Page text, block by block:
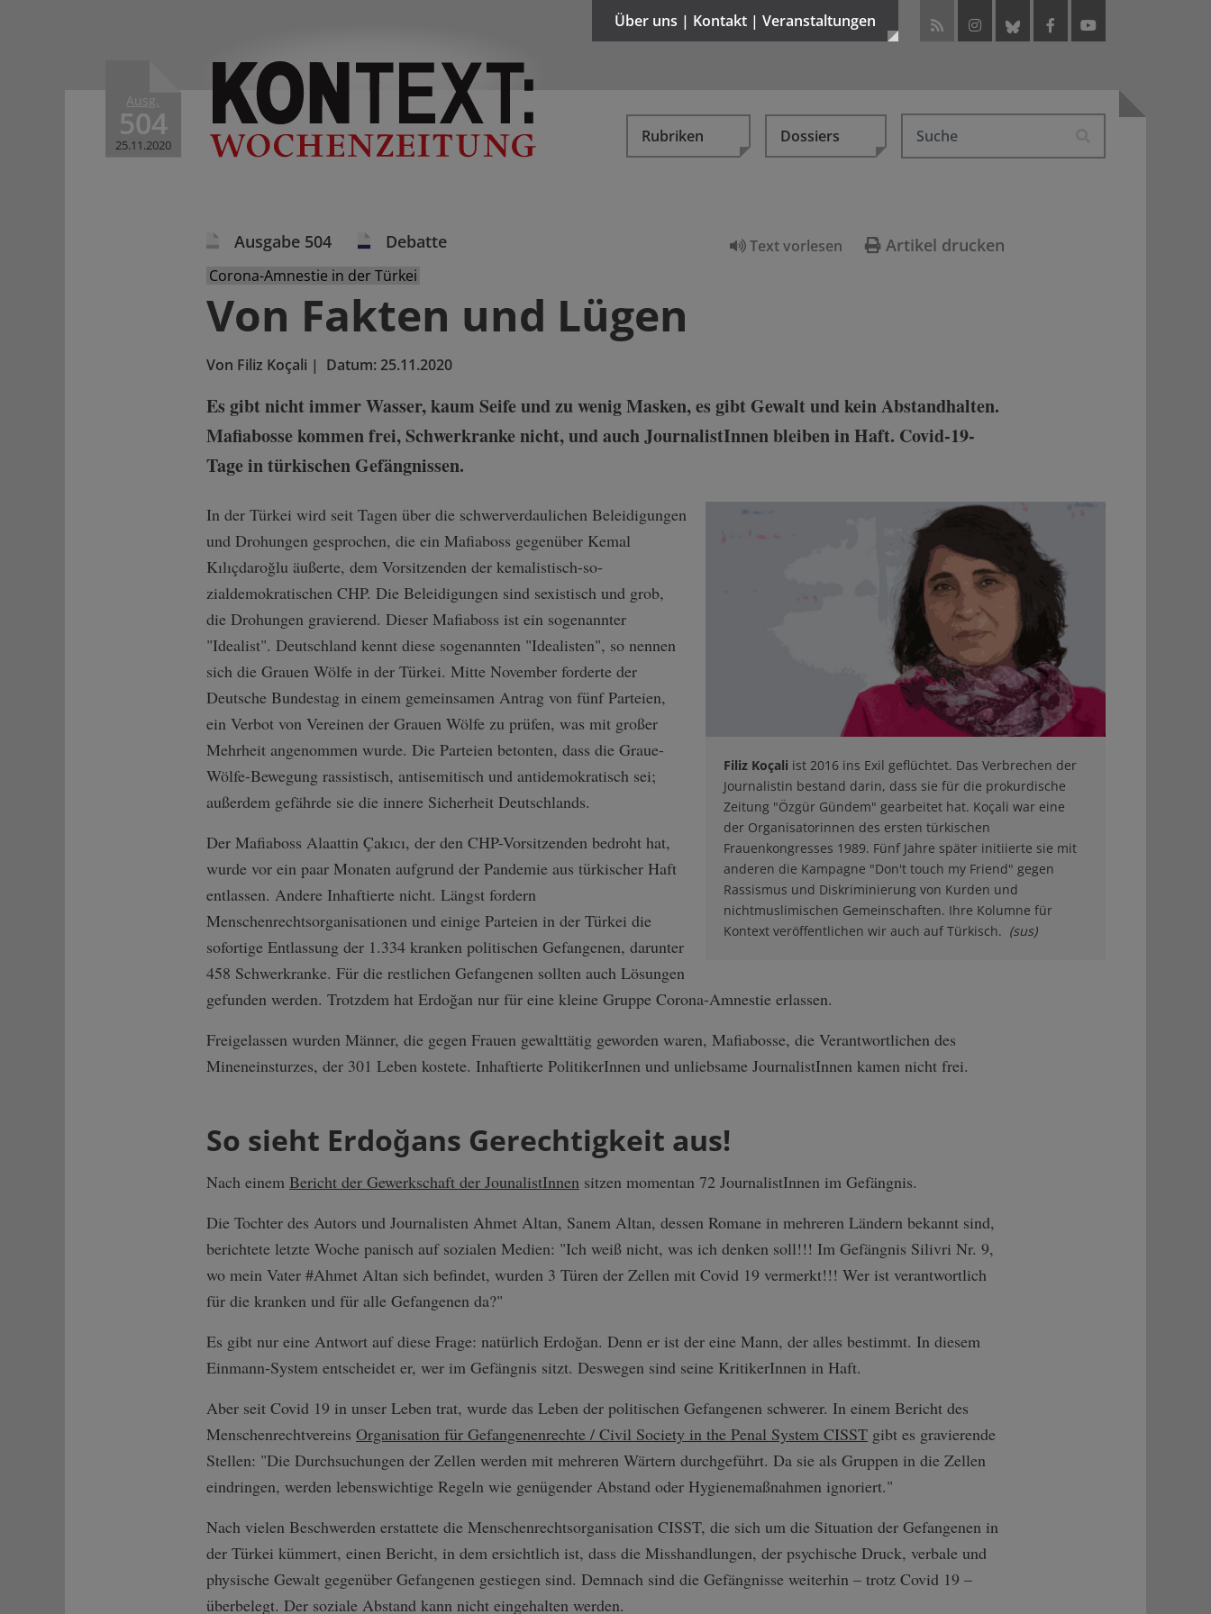
Ausg.
504
25.11.2020
Über uns | Kontakt | Veranstaltungen
Rubriken Dossiers
Text vorlesen Artikel drucken
Ausgabe 504 Debatte
Corona-Amnestie in der Türkei
Von Fakten und Lügen
Von Filiz Koçali | Datum:25.11.2020
Es gibt nicht immer Wasser, kaum Seife und zu wenig Masken, es gibt Gewalt und kein Abstandhalten.
Mafiabosse kommen frei, Schwerkranke nicht, und auch JournalistInnen bleiben in Haft. Covid-19-
Tage in türkischen Gefängnissen.
Filiz Koçali ist 2016 ins Exil geflüchtet. Das Verbrechen der
Journalistin bestand darin, dass sie für die prokurdische
Zeitung "Özgür Gündem" gearbeitet hat. Koçali war eine
der Organisatorinnen des ersten türkischen
Frauenkongresses 1989. Fünf Jahre später initiierte sie mit
anderen die Kampagne "Don't touch my Friend" gegen
Rassismus und Diskriminierung von Kurden und
nichtmuslimischen Gemeinschaften. Ihre Kolumne für
Kontext veröffentlichen wir auch auf Türkisch. (sus)
In der Türkei wird seit Tagen über die schwerverdaulichen Beleidigungen
und Drohungen gesprochen, die ein Mafiaboss gegenüber Kemal
Kılıçdaroğlu äußerte, dem Vorsitzenden der kemalistisch-so­
zialdemokratisc­hen CHP. Die Beleidigungen sind sexistisch und grob,
die Drohungen gravierend. Dieser Mafiaboss ist ein sogenannter
"Idealist". Deutschland kennt diese sogenannten "Idealisten", so nennen
sich die Grauen Wölfe in der Türkei. Mitte November forderte der
Deutsche Bundestag in einem gemeinsamen Antrag von fünf Parteien,
ein Verbot von Vereinen der Grauen Wölfe zu prüfen, was mit großer
Mehrheit angenommen wurde. Die Parteien betonten, dass die Graue-
Wölfe-Bewegung rassistisch, antisemitisch und antidemokratisch sei;
außerdem gefährde sie die innere Sicherheit Deutschlands.
Der Mafiaboss Alaattin Çakıcı, der den CHP-Vorsitzenden bedroht hat,
wurde vor ein paar Monaten aufgrund der Pandemie aus türkischer Haft
entlassen. Andere Inhaftierte nicht. Längst fordern
Menschenrechtsorganisationen und einige Parteien in der Türkei die
sofortige Entlassung der 1.334 kranken politischen Gefangenen, darunter
458 Schwerkranke. Für die restlichen Gefangenen sollten auch Lösungen
gefunden werden. Trotzdem hat Erdoğan nur für eine kleine Gruppe Corona-Amnestie erlassen.
Freigelassen wurden Männer, die gegen Frauen gewalttätig geworden waren, Mafiabosse, die Verantwortlichen des
Mineneinsturzes, der 301 Leben kostete. Inhaftierte PolitikerInnen und unliebsame JournalistInnen kamen nicht frei.
So sieht Erdoğans Gerechtigkeit aus!
Nach einem Bericht der Gewerkschaft der JounalistInnen sitzen momentan 72 JournalistInnen im Gefängnis.
Die Tochter des Autors und Journalisten Ahmet Altan, Sanem Altan, dessen Romane in mehreren Ländern bekannt sind,
berichtete letzte Woche panisch auf sozialen Medien: "Ich weiß nicht, was ich denken soll!!! Im Gefängnis Silivri Nr. 9,
wo mein Vater #Ahmet Altan sich befindet, wurden 3 Türen der Zellen mit Covid 19 vermerkt!!! Wer ist verantwortlich
für die kranken und für alle Gefangenen da?"
Es gibt nur eine Antwort auf diese Frage: natürlich Erdoğan. Denn er ist der eine Mann, der alles bestimmt. In diesem
Einmann-System entscheidet er, wer im Gefängnis sitzt. Deswegen sind seine KritikerInnen in Haft.
Aber seit Covid 19 in unser Leben trat, wurde das Leben der politischen Gefangenen schwerer. In einem Bericht des
Menschenrechtvereins Organisation für Gefangenenrechte / Civil Society in the Penal System CISST gibt es gravierende
Stellen: "Die Durchsuchungen der Zellen werden mit mehreren Wärtern durchgeführt. Da sie als Gruppen in die Zellen
eindringen, werden lebenswichtige Regeln wie genügender Abstand oder Hygienemaßnahmen ignoriert."
Nach vielen Beschwerden erstattete die Menschenrechtsorganisation CISST, die sich um die Situation der Gefangenen in
der Türkei kümmert, einen Bericht, in dem ersichtlich ist, dass die Misshandlungen, der psychische Druck, verbale und
physische Gewalt gegenüber Gefangenen gestiegen sind. Demnach sind die Gefängnisse weiterhin – trotz Covid 19 –
überbelegt. Der soziale Abstand kann nicht eingehalten werden.